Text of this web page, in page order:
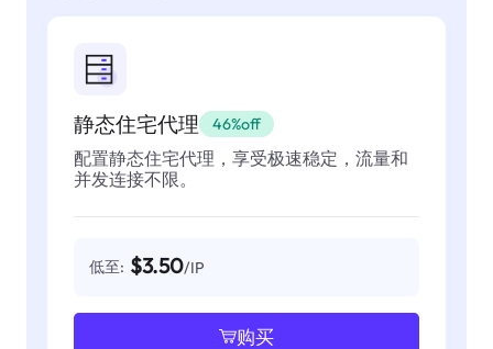
静态住宅代理 46%off
配置静态住宅代理，享受极速稳定，流量和
并发连接不限。
低至: $3.50/IP
购买